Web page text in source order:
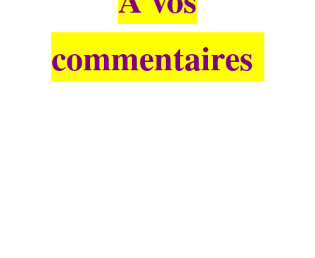
commentaires